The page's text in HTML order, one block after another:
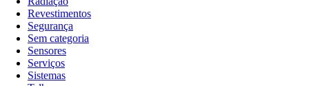
Revestimentos
Segurança
Sem categoria
Sensores
Serviços
Sistemas